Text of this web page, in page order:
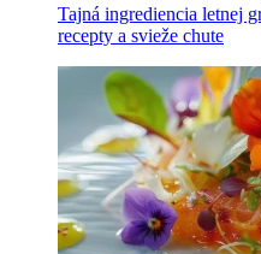
Tajná ingrediencia letnej
recepty a svieže chute